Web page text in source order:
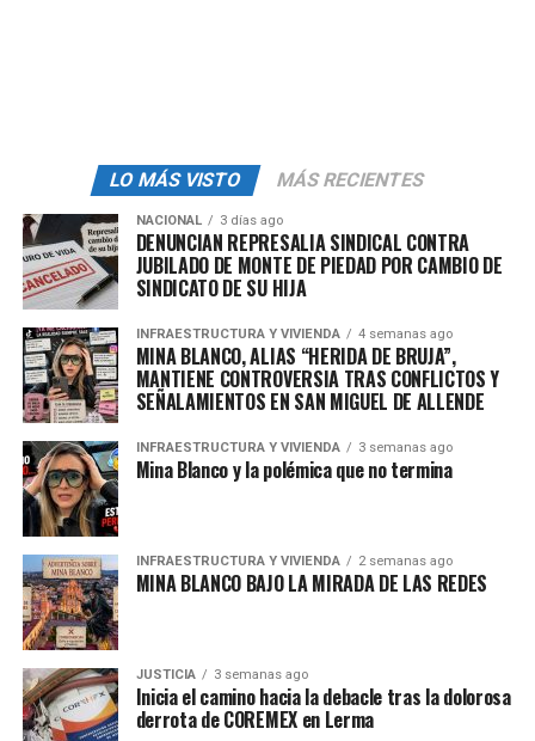
Justicia, la cual tomó en cuenta dos iniciativas con
propuestas similares, que fueron presentadas por el
actual Grupo Parlamentario del PAN y por el Grupo
Parlamentario de Morena.
Se retomaron las dos iniciativas por ser coincidentes en
fortalecer las disposiciones del Código Penal para el
Estado de Sinaloa.
admin
LO MÁS VISTO MÁS RECIENTES
NACIONAL 3 días ago
DENUNCIAN REPRESALIA SINDICAL CONTRA
JUBILADO DE MONTE DE PIEDAD POR CAMBIO DE
SINDICATO DE SU HIJA
INFRAESTRUCTURA Y VIVIENDA 4 semanas ago
MINA BLANCO, ALIAS “HERIDA DE BRUJA”,
MANTIENE CONTROVERSIA TRAS CONFLICTOS Y
SEÑALAMIENTOS EN SAN MIGUEL DE ALLENDE
INFRAESTRUCTURA Y VIVIENDA 3 semanas ago
Mina Blanco y la polémica que no termina
INFRAESTRUCTURA Y VIVIENDA 2 semanas ago
MINA BLANCO BAJO LA MIRADA DE LAS REDES
JUSTICIA 3 semanas ago
Inicia el camino hacia la debacle tras la dolorosa
derrota de COREMEX en Lerma